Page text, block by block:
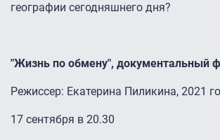
географии сегодняшнего дня?
"Жизнь по обмену", документальный
Режиссер: Екатерина Пиликина, 2021
17 сентября в 20.30